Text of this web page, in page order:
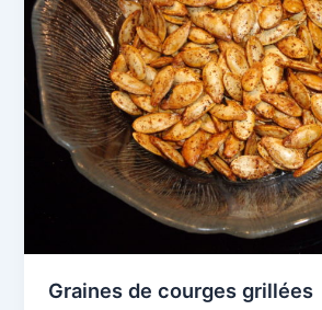
Graines de courges grillées